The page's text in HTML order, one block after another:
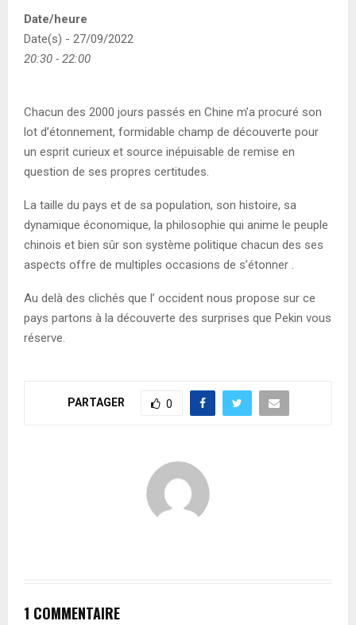
Date/heure
Date(s) - 27/09/2022
20:30 - 22:00
Chacun des 2000 jours passés en Chine m’a procuré son
lot d’étonnement, formidable champ de découverte pour
un esprit curieux et source inépuisable de remise en
question de ses propres certitudes.
La taille du pays et de sa population, son histoire, sa
dynamique économique, la philosophie qui anime le peuple
chinois et bien sûr son système politique chacun des ses
aspects offre de multiples occasions de s’étonner .
Au delà des clichés que l’ occident nous propose sur ce
pays partons à la découverte des surprises que Pekin vous
réserve.
PARTAGER 0
1 COMMENTAIRE